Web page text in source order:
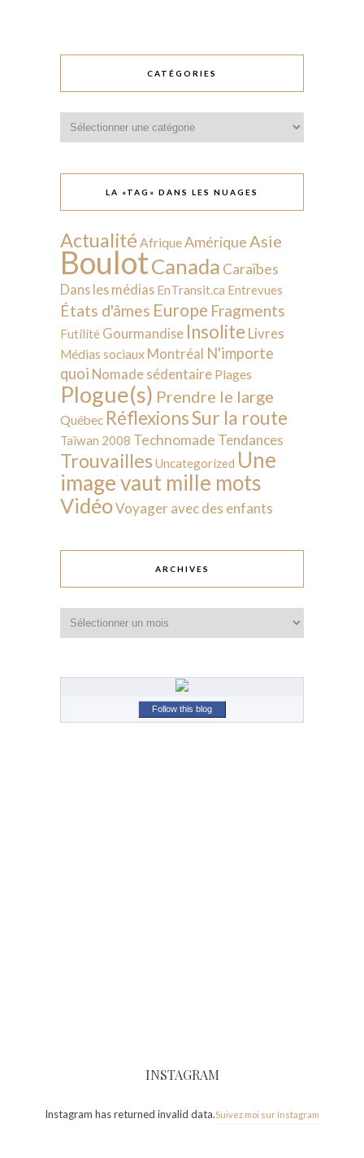
CATÉGORIES
LA «TAG» DANS LES NUAGES
Actualité AfriqueAmérique Asie
BoulotCanada Caraïbes
Dans les médias EnTransit.ca Entrevues
États d'âmes Europe Fragments
Futilité Gourmandise Insolite Livres
Médias sociaux Montréal N'importe
quoi Nomade sédentaire Plages
Plogue(s) Prendre le large
Québec RéflexionsSur la route
Taïwan 2008 Technomade Tendances
Trouvailles Uncategorized Une
image vaut mille mots
VidéoVoyager avec des enfants
ARCHIVES
Follow this blog
INSTAGRAM
Instagram has returned invalid data.Suivez moi sur Instagram